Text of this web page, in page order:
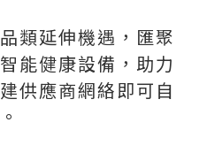
類延伸機遇，匯聚
能健康設備，助力
供應商網絡即可自